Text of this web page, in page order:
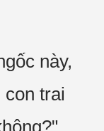
này,
trai